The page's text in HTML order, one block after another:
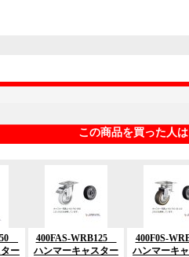
この商品を買った人
ー
400FAS-WRB125
ハンマーキャスター
400F0S-
ハンマーキ